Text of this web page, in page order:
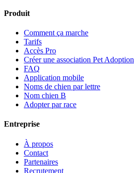
Produit
Comment ça marche
Tarifs
Accès Pro
Créer une association Pet Adoption
FAQ
Application mobile
Noms de chien par lettre
Nom chien B
Adopter par race
Entreprise
À propos
Contact
Partenaires
Recrutement